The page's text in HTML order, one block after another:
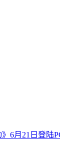
6月21日登陆